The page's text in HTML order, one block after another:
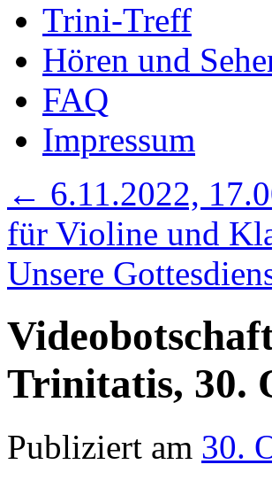
Trini-Treff
Hören und
FAQ
Impressum
← 6.11.2022,
für Violine und
Unsere
Trinitatis, 30.
Publiziert am 30.